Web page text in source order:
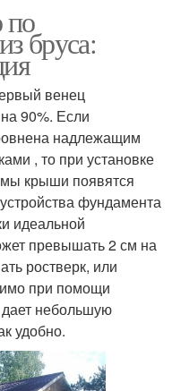
по
бруса:
венец
90%. Если
надлежащим
, то при установке
крыши появятся
фундамента
идеальной
превышать 2 см на
ростверк, или
при помощи
небольшую
удобно.